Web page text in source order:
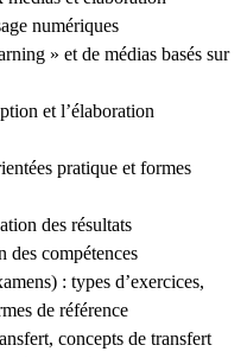
numériques
» et de médias basés sur
et l’élaboration
pratique et formes
des résultats
des compétences
: types d’exercices,
de référence
concepts de transfert